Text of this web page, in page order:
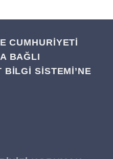
CUMHURİYETİ
BAĞLI
SİSTEMİ’NE